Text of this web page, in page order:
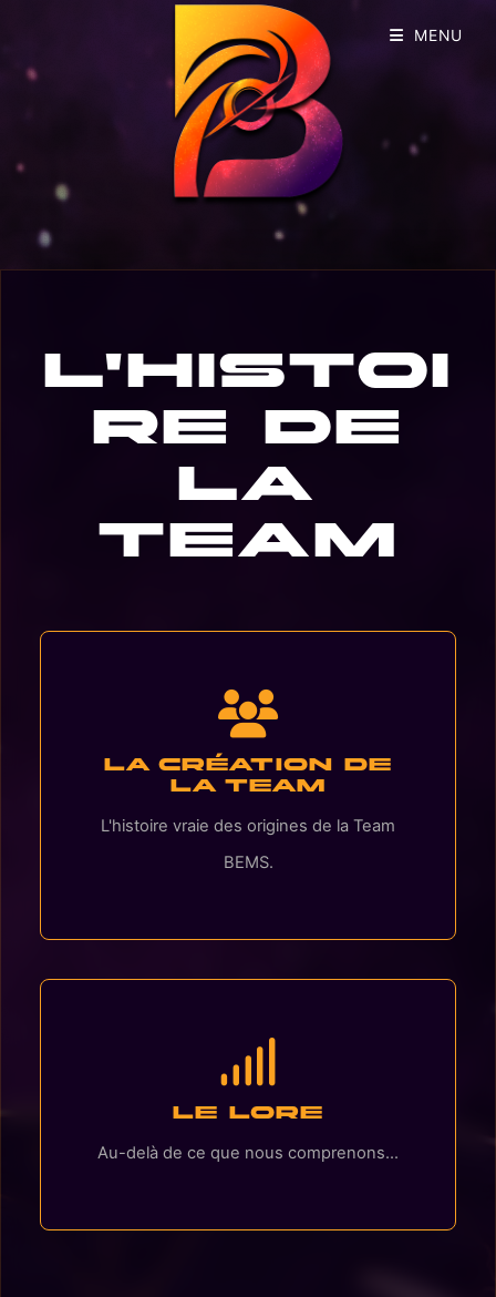
L'histoi
re de
la
Team
La création de
la Team
L'histoire vraie des origines de la Team
BEMS.
Le Lore
Au-delà de ce que nous comprenons...
MENU